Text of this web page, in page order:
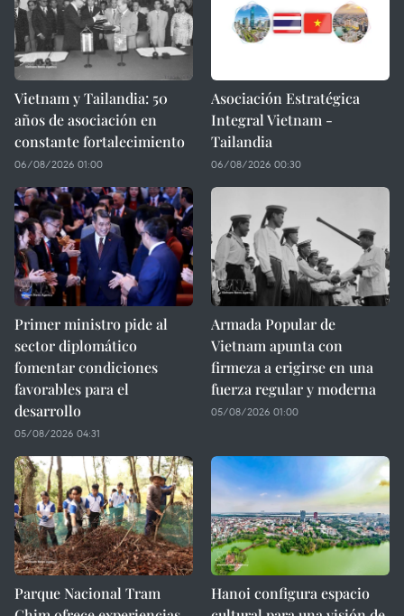
Vietnam y Tailandia: 50
años de asociación en
constante fortalecimiento
06/08/2026 01:00
Asociación Estratégica
Integral Vietnam -
Tailandia
06/08/2026 00:30
Primer ministro pide al
sector diplomático
fomentar condiciones
favorables para el
desarrollo
05/08/2026 04:31
Armada Popular de
Vietnam apunta con
firmeza a erigirse en una
fuerza regular y moderna
05/08/2026 01:00
Parque Nacional Tram
Hanoi configura espacio